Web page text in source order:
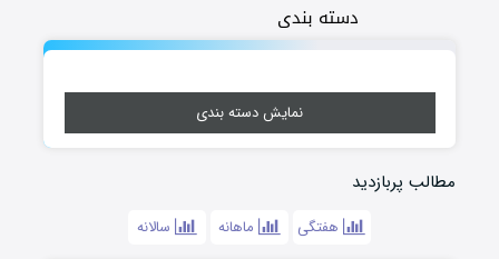
دسته بندی
نمایش دسته بندی
مطالب پربازدید
هفتگی ماهانه سالانه